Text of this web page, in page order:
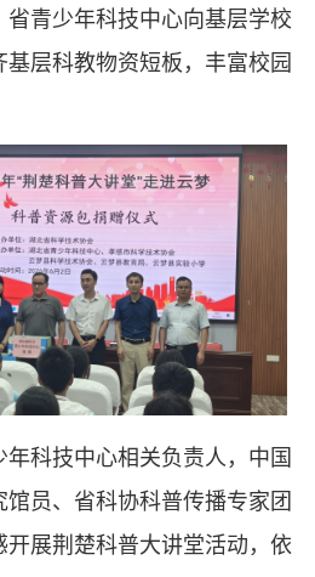
青少年科技中心向基层学校
层科教物资短板，丰富校园
科技中心相关负责人，中国
员、省科协科普传播专家团
展荆楚科普大讲堂活动，依